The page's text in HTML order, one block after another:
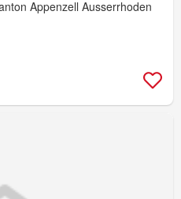
Appenzell Ausserrhoden